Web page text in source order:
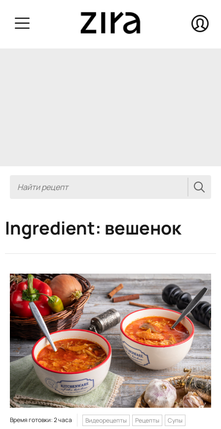
Ingredient: вешенок
Время готовки: 2 часа Видеорецепты Рецепты Супы